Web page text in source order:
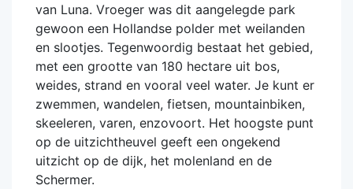
van Luna. Vroeger was dit aangelegde park
gewoon een Hollandse polder met weilanden
en slootjes. Tegenwoordig bestaat het gebied,
met een grootte van 180 hectare uit bos,
weides, strand en vooral veel water. Je kunt er
zwemmen, wandelen, fietsen, mountainbiken,
skeeleren, varen, enzovoort. Het hoogste punt
op de uitzichtheuvel geeft een ongekend
uitzicht op de dijk, het molenland en de
Schermer.